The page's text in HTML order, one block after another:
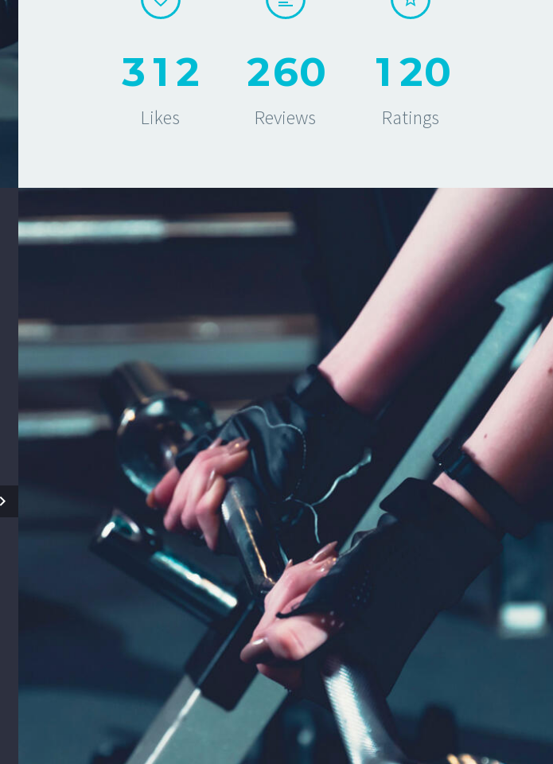
31 2
Likes
260
Reviews
1 20
Ratings
MARKUS FIELDS
Marketing Manager
Lorem ipsum dolor sit amet, consectetur adipisicing
elit, sed do eiusmod tempor incididunt ut labore et
dolore magna aliqua. Ut enim ad minim veniam, quis
nostrud exercitation ullamco